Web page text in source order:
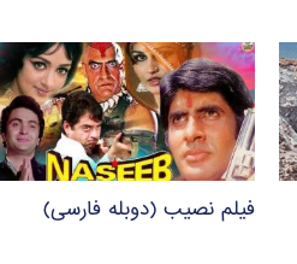
فیلم نصیب (دوبله فارسی)